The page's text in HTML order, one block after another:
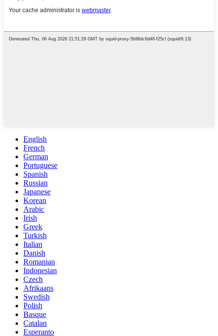
English
French
German
Portuguese
Spanish
Russian
Japanese
Korean
Arabic
Irish
Greek
Turkish
Italian
Danish
Romanian
Indonesian
Czech
Afrikaans
Swedish
Polish
Basque
Catalan
Esperanto